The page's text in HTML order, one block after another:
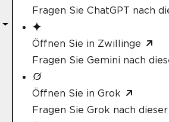
Fragen Sie ChatGPT nach
Öffnen Sie in Zwillinge
Fragen Sie Gemini nach
Öffnen Sie in Grok
Fragen Sie Grok nach